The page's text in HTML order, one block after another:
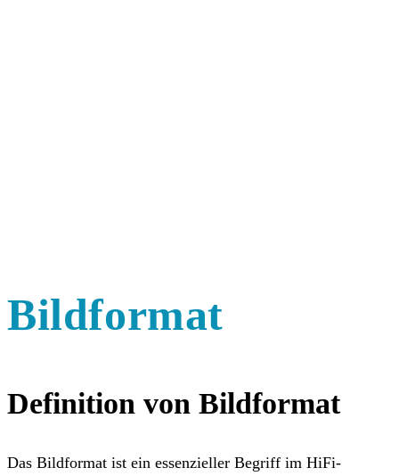
Bildformat
Definition von Bildformat
Das Bildformat ist ein essenzieller Begriff im HiFi-